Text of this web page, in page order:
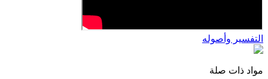
التفسير وأصوله
مواد ذات صلة